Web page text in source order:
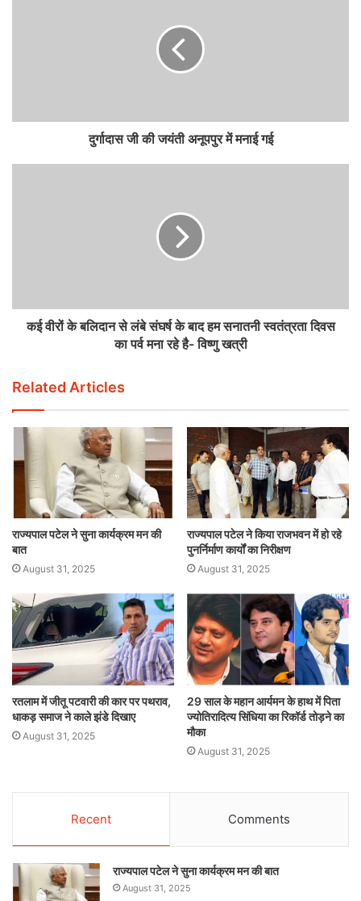
दुर्गादास जी की जयंती अनूपपुर में मनाई गई
कई वीरों के बलिदान से लंबे संघर्ष के बाद हम सनातनी स्वतंत्रता दिवस
का पर्व मना रहे है- विष्णु खत्री
Related Articles
राज्यपाल पटेल ने सुना कार्यक्रम मन की
बात
August 31, 2025
राज्यपाल पटेल ने किया राजभवन में हो रहे
पुनर्निर्माण कार्यों का निरीक्षण
August 31, 2025
रतलाम में जीतू पटवारी की कार पर पथराव,
धाकड़ समाज ने काले झंडे दिखाए
August 31, 2025
29 साल के महान आर्यमन के हाथ में पिता
ज्योतिरादित्य सिंधिया का रिकॉर्ड तोड़ने का
मौका
August 31, 2025
Recent Comments
राज्यपाल पटेल ने सुना कार्यक्रम मन की बात
August 31, 2025